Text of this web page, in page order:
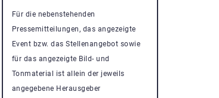
Für die nebenstehenden
Pressemitteilungen, das angezeigte
Event bzw. das Stellenangebot sowie
für das angezeigte Bild- und
Tonmaterial ist allein der jeweils
angegebene Herausgeber